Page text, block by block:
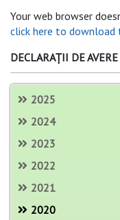
Your web browser
click here to download
DECLARAȚII DE
2025
2024
2023
2022
2021
2020